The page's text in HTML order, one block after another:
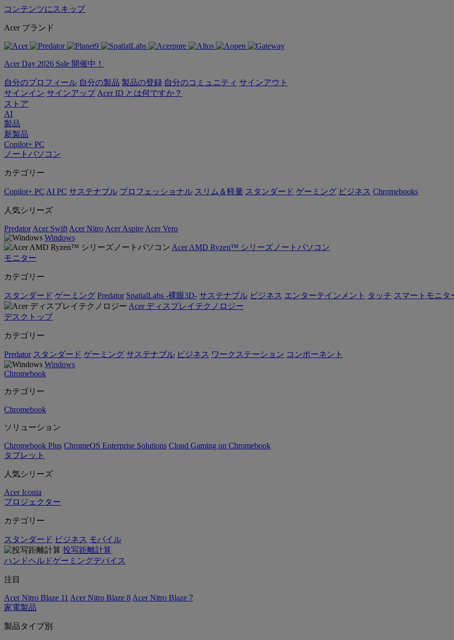
コンテンツにスキップ
Acer ブランド
Acer Day 2026 Sale 開催中！
自分のプロフィール 自分の製品 製品の登録 自分のコミュニティ サインアウト
サインイン サインアップ Acer ID とは何ですか？
ストア
AI
製品
新製品
Copilot+ PC
ノートパソコン
カテゴリー
Copilot+ PC AI PC サステナブル プロフェッショナル スリム＆軽量 スタンダード ゲーミング ビジネス Chromebooks
人気シリーズ
Predator Acer Swift Acer Nitro Acer Aspire Acer Vero
Windows
Acer AMD Ryzen™ シリーズノートパソコン
モニター
カテゴリー
スタンダード ゲーミング Predator SpatialLabs -裸眼3D- サステナブル ビジネス エンターテインメント タッチ スマートモニタ
Acer ディスプレイテクノロジー
デスクトップ
カテゴリー
Predator スタンダード ゲーミング サステナブル ビジネス ワークステーション コンポーネント
Windows
Chromebook
カテゴリー
Chromebook
ソリューション
Chromebook Plus ChromeOS Enterprise Solutions Cloud Gaming on Chromebook
タブレット
人気シリーズ
Acer Iconia
プロジェクター
カテゴリー
スタンダード ビジネス モバイル
投写距離計算
ハンドヘルドゲーミングデバイス
注目
Acer Nitro Blaze 11 Acer Nitro Blaze 8 Acer Nitro Blaze 7
家電製品
製品タイプ別